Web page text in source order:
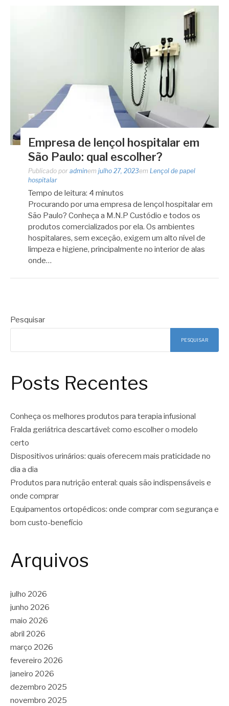
Empresa de lençol hospitalar em
São Paulo: qual escolher?
Publicado por adminem julho 27, 2023em Lençol de papel
hospitalar
Tempo de leitura: 4 minutos
Procurando por uma empresa de lençol hospitalar em
São Paulo? Conheça a M.N.P Custódio e todos os
produtos comercializados por ela. Os ambientes
hospitalares, sem exceção, exigem um alto nível de
limpeza e higiene, principalmente no interior de alas
onde…
Pesquisar
PESQUISAR
Posts Recentes
Conheça os melhores produtos para terapia infusional
Fralda geriátrica descartável: como escolher o modelo
certo
Dispositivos urinários: quais oferecem mais praticidade no
dia a dia
Produtos para nutrição enteral: quais são indispensáveis e
onde comprar
Equipamentos ortopédicos: onde comprar com segurança e
bom custo-benefício
Arquivos
julho 2026
junho 2026
maio 2026
abril 2026
março 2026
fevereiro 2026
janeiro 2026
dezembro 2025
novembro 2025